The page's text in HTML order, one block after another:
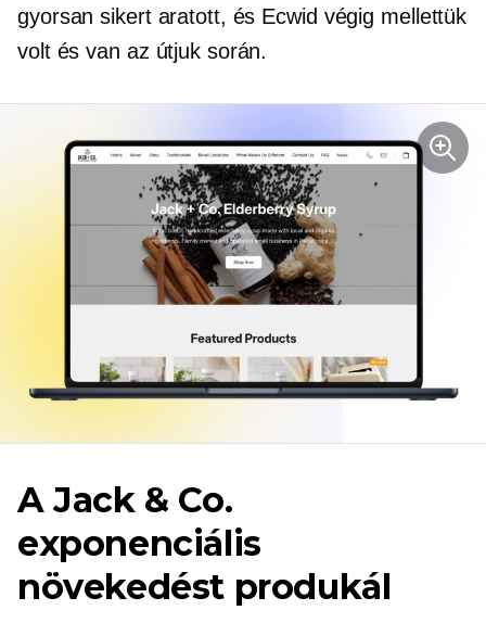
gyorsan sikert aratott, és Ecwid végig mellettük
volt és van az útjuk során.
A Jack & Co.
exponenciális
növekedést produkál